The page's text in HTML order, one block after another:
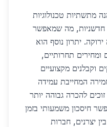
מתשתיות טכנולוגיות
חדשניות, מה שמאפשר
ירוקה. יתרון נוסף הוא
ומחירים תחרותיים,
וקבלנים מקצועיים
המחייבת עמידה
זוכים להכרה גבוהה יותר
חיסכון משמעותי בזמן
יצרנים, חברות